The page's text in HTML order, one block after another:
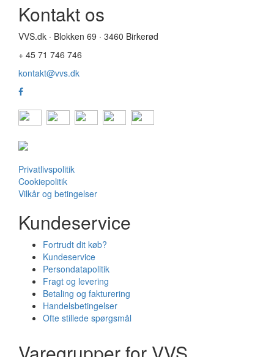
Kontakt os
VVS.dk · Blokken 69 · 3460 Birkerød
+ 45 71 746 746
kontakt@vvs.dk
Privatlivspolitik
Cookiepolitik
Vilkår og betingelser
Kundeservice
Fortrudt dit køb?
Kundeservice
Persondatapolitik
Fragt og levering
Betaling og fakturering
Handelsbetingelser
Ofte stillede spørgsmål